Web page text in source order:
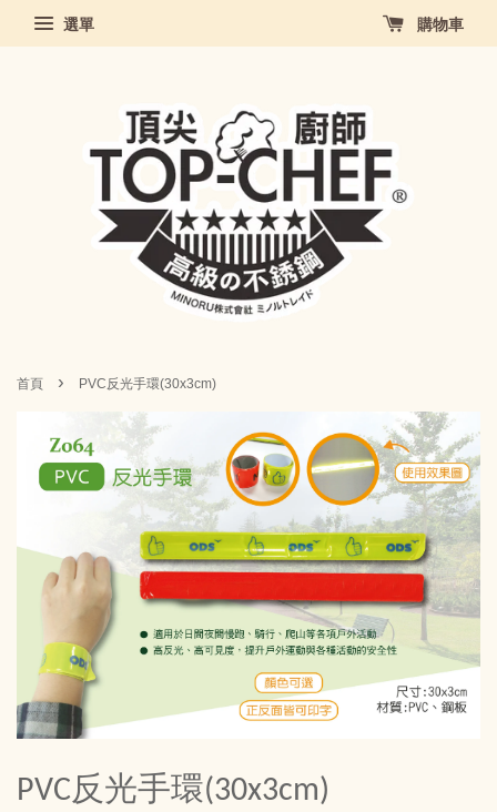
選單 購物車
首頁 › PVC反光手環(30x3cm)
PVC反光手環(30x3cm)